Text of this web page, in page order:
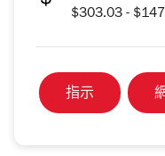
$303.03 -
指示